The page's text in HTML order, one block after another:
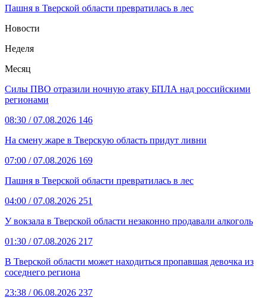
Пашня в Тверской области превратилась в лес
Новости
Неделя
Месяц
Силы ПВО отразили ночную атаку БПЛА над российскими
регионами
08:30 / 07.08.2026 146
На смену жаре в Тверскую область придут ливни
07:00 / 07.08.2026 169
Пашня в Тверской области превратилась в лес
04:00 / 07.08.2026 251
У вокзала в Тверской области незаконно продавали алкоголь
01:30 / 07.08.2026 217
В Тверской области может находиться пропавшая девочка из
соседнего региона
23:38 / 06.08.2026 237